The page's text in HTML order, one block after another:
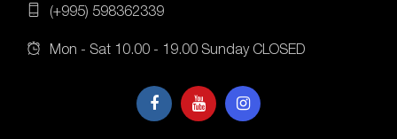
(+995) 598362339
Mon - Sat 10.00 - 19.00 Sunday CLOSED